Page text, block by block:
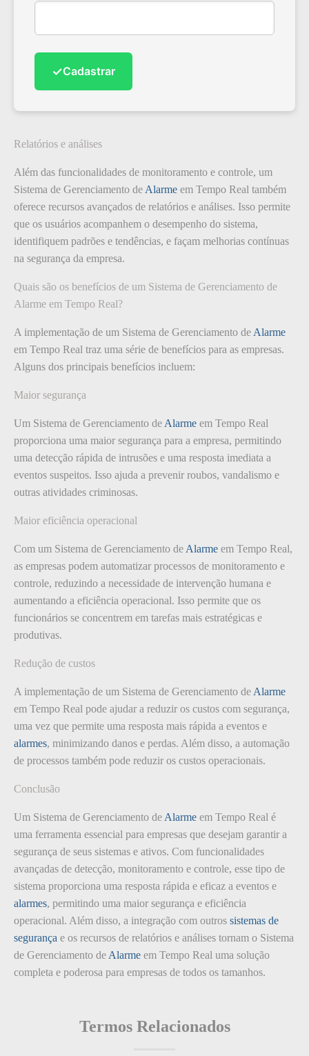
✓Cadastrar
Relatórios e análises
Além das funcionalidades de monitoramento e controle, um
Sistema de Gerenciamento de Alarme em Tempo Real também
oferece recursos avançados de relatórios e análises. Isso permite
que os usuários acompanhem o desempenho do sistema,
identifiquem padrões e tendências, e façam melhorias contínuas
na segurança da empresa.
Quais são os benefícios de um Sistema de Gerenciamento de
Alarme em Tempo Real?
A implementação de um Sistema de Gerenciamento de Alarme
em Tempo Real traz uma série de benefícios para as empresas.
Alguns dos principais benefícios incluem:
Maior segurança
Um Sistema de Gerenciamento de Alarme em Tempo Real
proporciona uma maior segurança para a empresa, permitindo
uma detecção rápida de intrusões e uma resposta imediata a
eventos suspeitos. Isso ajuda a prevenir roubos, vandalismo e
outras atividades criminosas.
Maior eficiência operacional
Com um Sistema de Gerenciamento de Alarme em Tempo Real,
as empresas podem automatizar processos de monitoramento e
controle, reduzindo a necessidade de intervenção humana e
aumentando a eficiência operacional. Isso permite que os
funcionários se concentrem em tarefas mais estratégicas e
produtivas.
Redução de custos
A implementação de um Sistema de Gerenciamento de Alarme
em Tempo Real pode ajudar a reduzir os custos com segurança,
uma vez que permite uma resposta mais rápida a eventos e
alarmes, minimizando danos e perdas. Além disso, a automação
de processos também pode reduzir os custos operacionais.
Conclusão
Um Sistema de Gerenciamento de Alarme em Tempo Real é
uma ferramenta essencial para empresas que desejam garantir a
segurança de seus sistemas e ativos. Com funcionalidades
avançadas de detecção, monitoramento e controle, esse tipo de
sistema proporciona uma resposta rápida e eficaz a eventos e
alarmes, permitindo uma maior segurança e eficiência
operacional. Além disso, a integração com outros sistemas de
segurança e os recursos de relatórios e análises tornam o Sistema
de Gerenciamento de Alarme em Tempo Real uma solução
completa e poderosa para empresas de todos os tamanhos.
Termos Relacionados